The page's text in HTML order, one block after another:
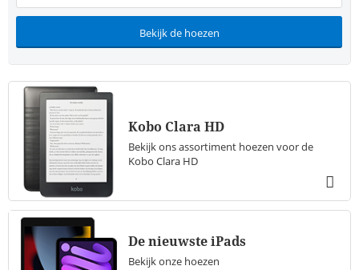
Bekijk de hoezen
Kobo Clara HD
Bekijk ons assortiment hoezen voor de
Kobo Clara HD
De nieuwste iPads
Bekijk onze hoezen